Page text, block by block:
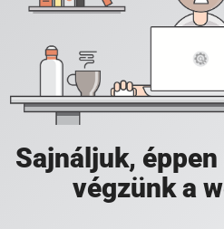
Sajnáljuk,
végzünk a